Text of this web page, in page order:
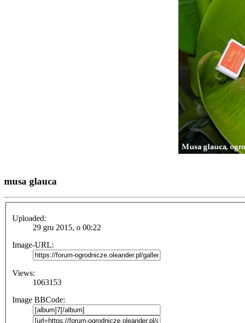
musa glauca
Uploaded:
29 gru 2015, o 00:22
Image-URL:
Views:
1063153
Image BBCode: